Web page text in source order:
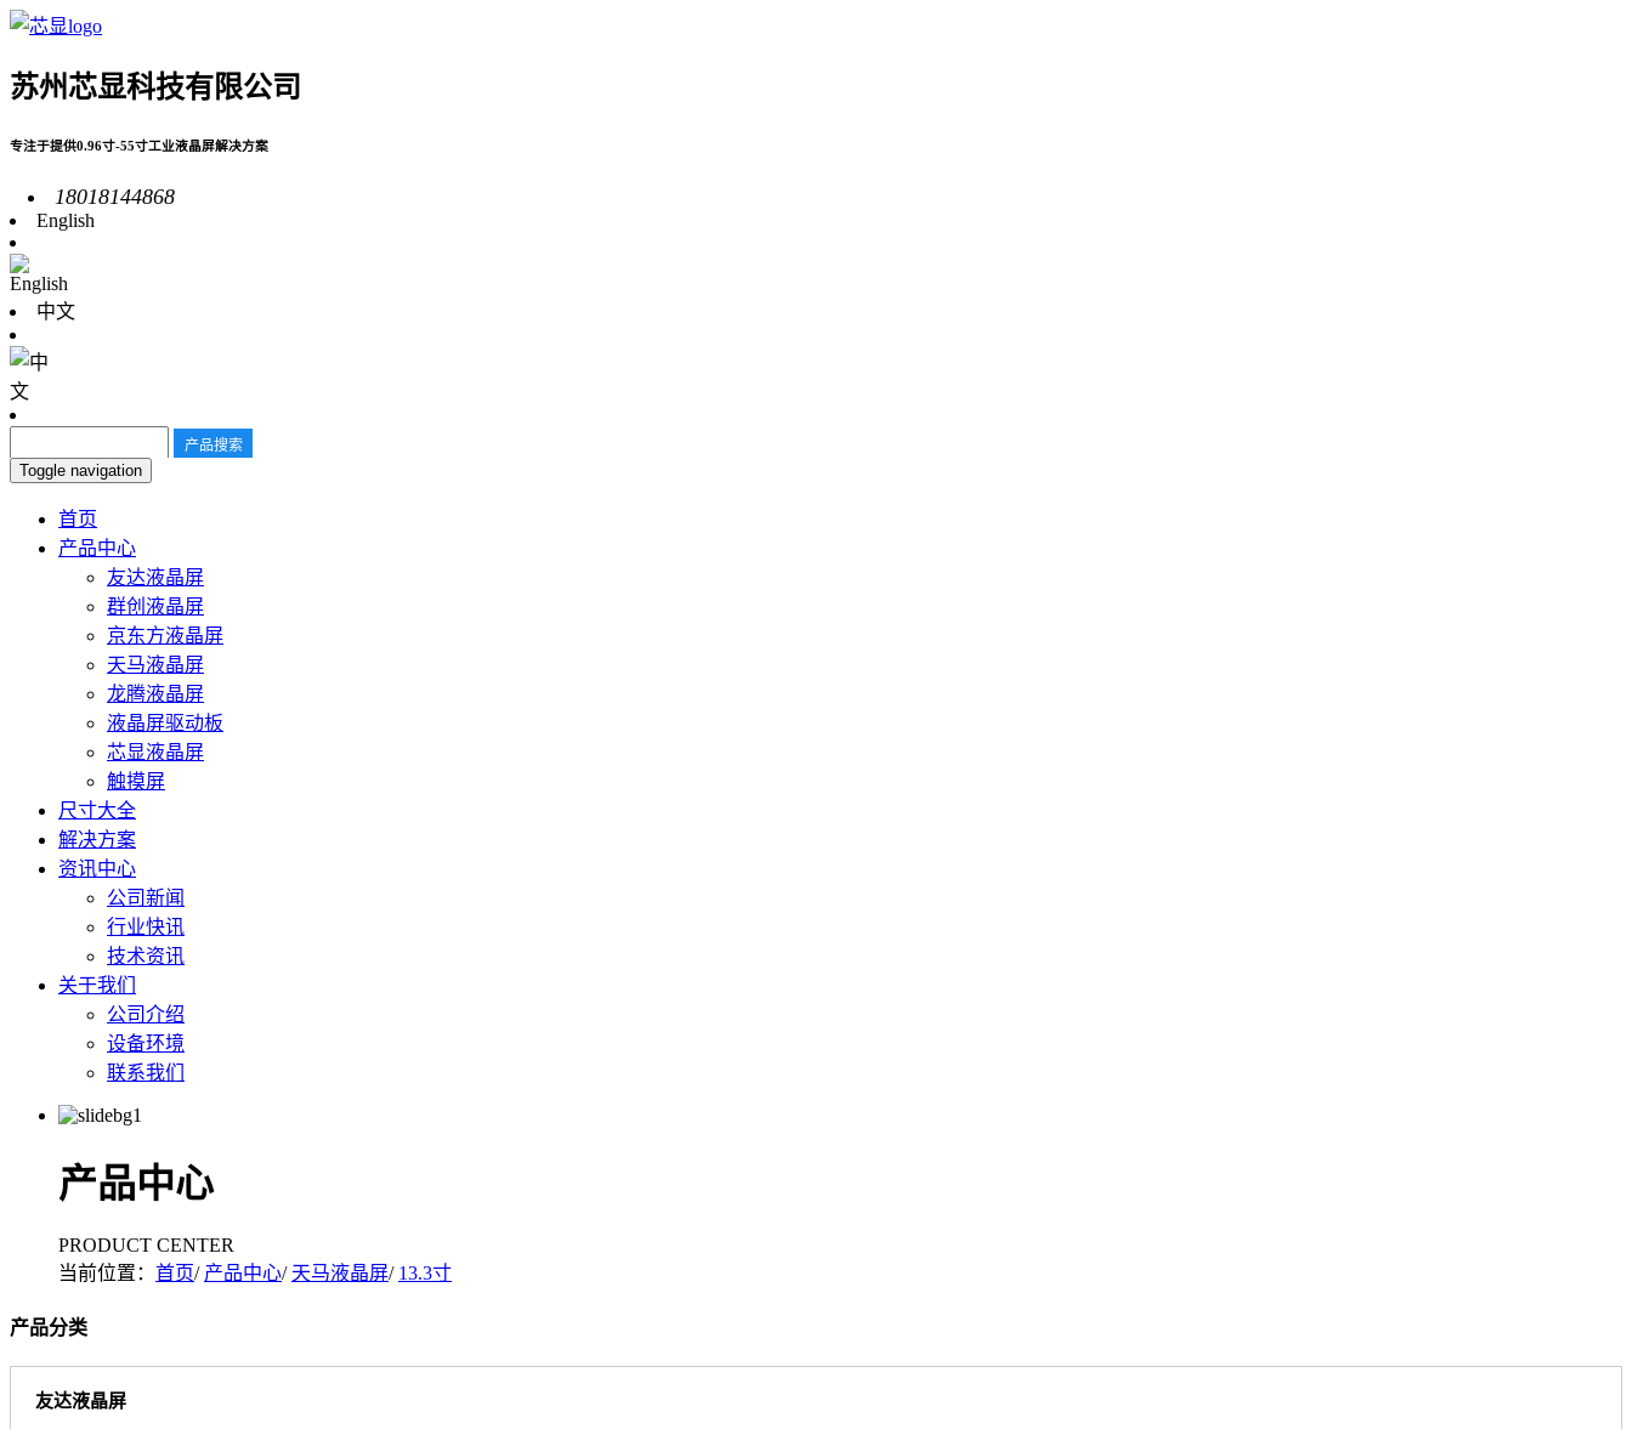
苏州芯显科技有限公司
专注于提供0.96寸-55寸工业液晶屏解决方案
18018144868
English
中文
Toggle navigation
首页
产品中心
友达液晶屏
群创液晶屏
京东方液晶屏
天马液晶屏
龙腾液晶屏
液晶屏驱动板
芯显液晶屏
触摸屏
尺寸大全
解决方案
资讯中心
公司新闻
行业快讯
技术资讯
关于我们
公司介绍
设备环境
联系我们
产品中心
PRODUCT CENTER
当前位置： 首页/ 产品中心/ 天马液晶屏/ 13.3寸
产品分类
友达液晶屏